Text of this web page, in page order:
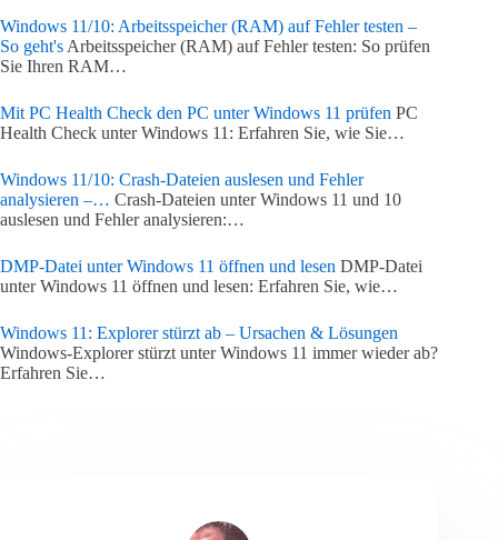
Windows 11/10: Arbeitsspeicher (RAM) auf Fehler testen –
So geht's Arbeitsspeicher (RAM) auf Fehler testen: So prüfen
Sie Ihren RAM…
Mit PC Health Check den PC unter Windows 11 prüfen PC
Health Check unter Windows 11: Erfahren Sie, wie Sie…
Windows 11/10: Crash-Dateien auslesen und Fehler
analysieren –… Crash-Dateien unter Windows 11 und 10
auslesen und Fehler analysieren:…
DMP-Datei unter Windows 11 öffnen und lesen DMP-Datei
unter Windows 11 öffnen und lesen: Erfahren Sie, wie…
Windows 11: Explorer stürzt ab – Ursachen & Lösungen
Windows-Explorer stürzt unter Windows 11 immer wieder ab?
Erfahren Sie…